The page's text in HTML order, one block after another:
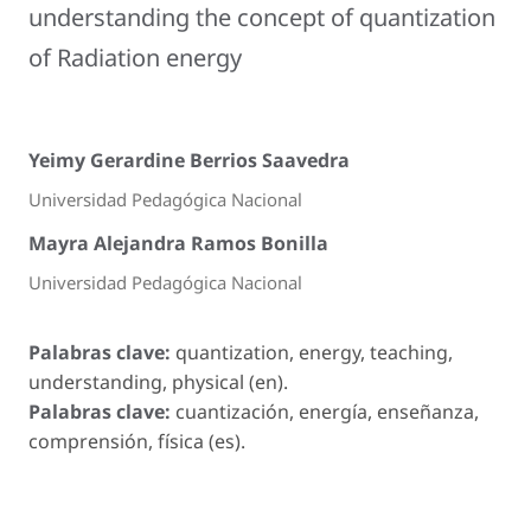
understanding the concept of quantization
of Radiation energy
Yeimy Gerardine Berrios Saavedra
Universidad Pedagógica Nacional
Mayra Alejandra Ramos Bonilla
Universidad Pedagógica Nacional
Palabras clave: quantization, energy, teaching,
understanding, physical (en).
Palabras clave: cuantización, energía, enseñanza,
comprensión, física (es).